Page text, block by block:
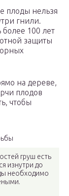
плоды нельзя
гнили.
более 100 лет
защиты
на дереве,
плодов
чтобы
груш есть
изнутри до
необходимо